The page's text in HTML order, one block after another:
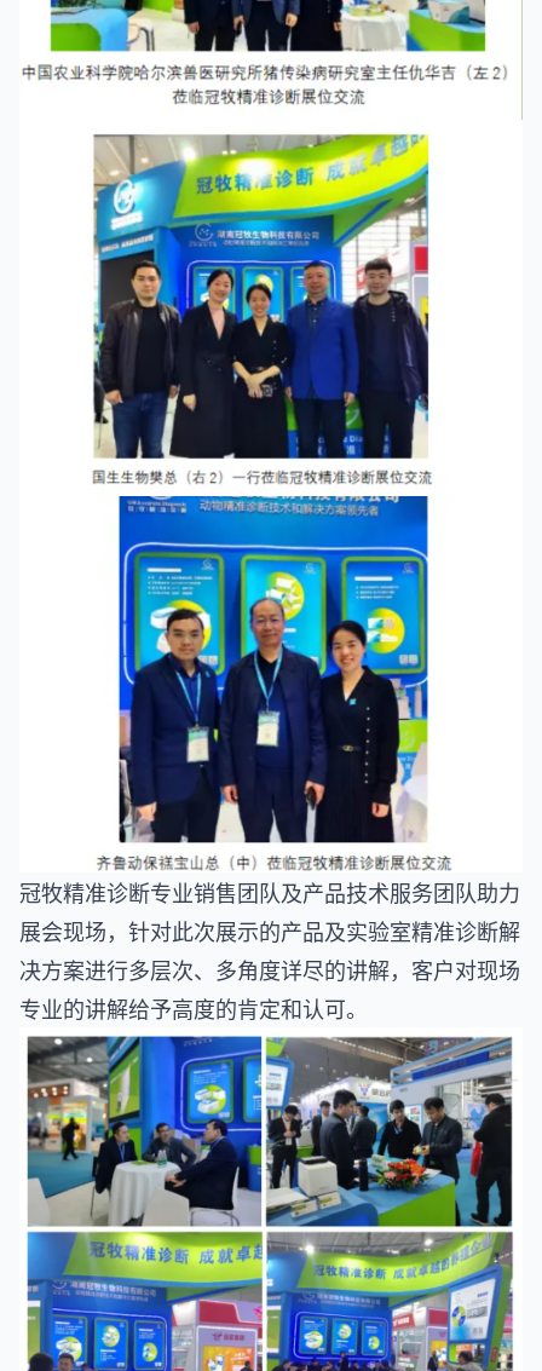
冠牧精准诊断专业销售团队及产品技术服务团队助力
展会现场，针对此次展示的产品及实验室精准诊断解
决方案进行多层次、多角度详尽的讲解，客户对现场
专业的讲解给予高度的肯定和认可。